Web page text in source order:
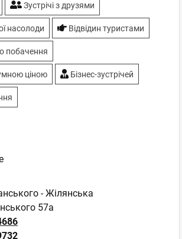
Зустрічі з друзями
насолоди Відвідин туристами
побачення
ціною Бізнес-зустрічей
- Жілянська
57а